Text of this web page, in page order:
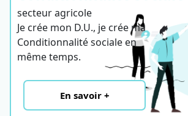
secteur agricole
Je crée mon D.U., je crée ma
Conditionnalité sociale en
même temps.
En savoir +